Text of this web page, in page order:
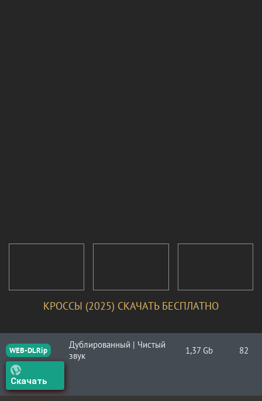
КРОССЫ (2025) СКАЧАТЬ БЕСПЛАТНО
WEB-DLRip
Дублированный | Чистый
звук
1,37 Gb 82
Скачать